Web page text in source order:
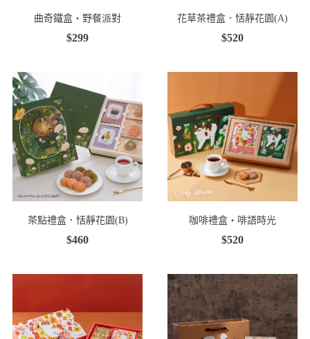
曲奇鐵盒・野餐派對
$299
花草茶禮盒．恬靜花園(A)
$520
茶點禮盒．恬靜花園(B)
$460
咖啡禮盒・啡語時光
$520